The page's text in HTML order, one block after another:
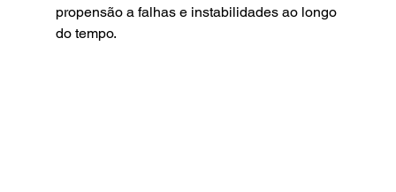
propensão a falhas e instabilidades ao longo
do tempo.